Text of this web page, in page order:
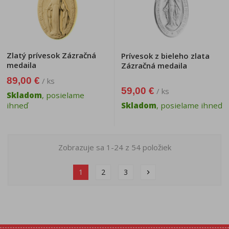
Zlatý prívesok Zázračná
medaila
89,00 € / ks
Skladom, posielame
ihneď
Prívesok z bieleho zlata
Zázračná medaila
59,00 € / ks
Skladom, posielame ihneď
Zobrazuje sa 1-24 z 54 položiek
1 2 3 chevron_right